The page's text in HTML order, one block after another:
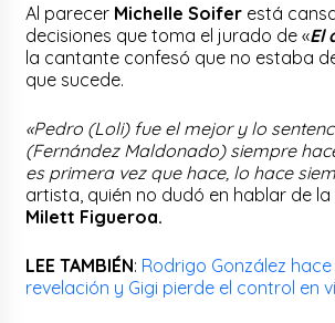
Al parecer Michelle Soifer está
decisiones que toma el jurado de «El
la cantante confesó que no estaba
que sucede.
«Pedro (Loli) fue el mejor y lo
(Fernández Maldonado) siempre
es primera vez que hace, lo hace
artista, quién no dudó en hablar de
Milett Figueroa.
LEE TAMBIÉN: Rodrigo González
revelación y Gigi pierde el control en